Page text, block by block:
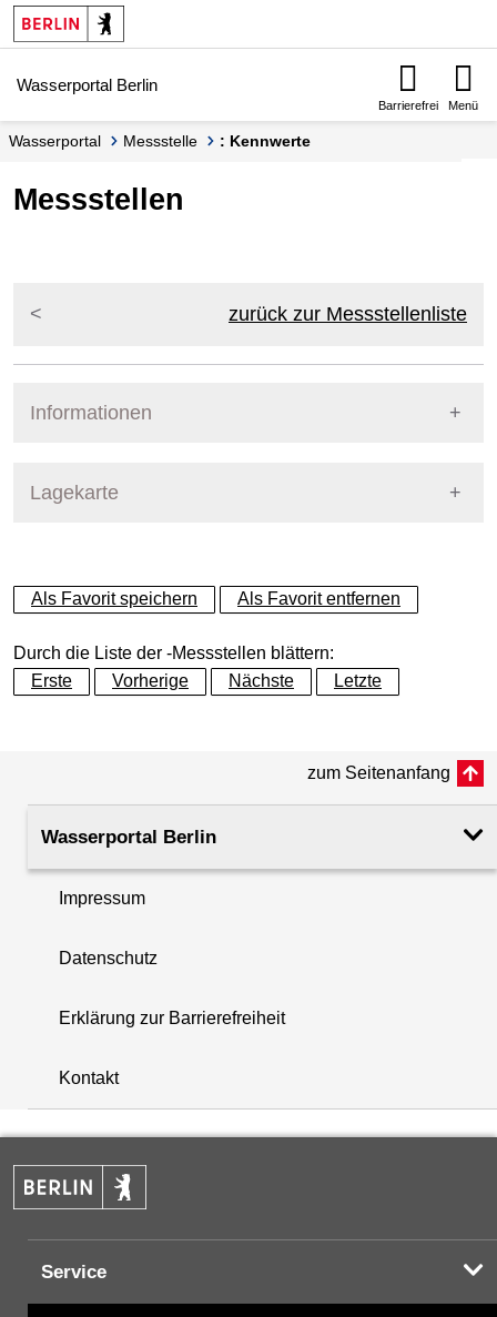
Springe zur Navigation
Springe zum Inhalt
Wasserportal Berlin
Barrierefrei Menü
Wasserportal Messstelle : Kennwerte
Messstellen
zurück zur Messstellenliste
Informationen
Lagekarte
+
−
+
−
Als Favorit speichern Als Favorit entfernen
Durch die Liste der -Messstellen blättern:
Erste
Vorherige Nächste Letzte
zum Seitenanfang
Wasserportal Berlin
Impressum
Datenschutz
Erklärung zur Barrierefreiheit
Kontakt
Service